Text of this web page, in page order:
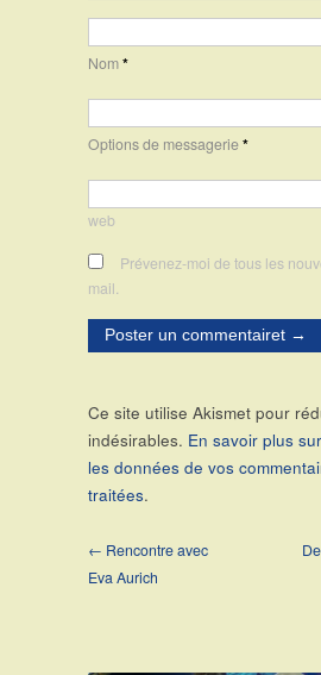
Nom*
Options de messagerie*
web
Prévenez-moi de tous les
mail.
Ce site utilise Akismet pour
indésirables. En savoir plus
les données de vos
traitées.
← Rencontre avec
Eva Aurich